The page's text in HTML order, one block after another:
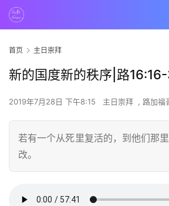
首页 主日崇拜
新的国度新的秩序|路16:16-
2019年7月28日 下午8:15 主日崇拜 , 路加福
若有一个从死里复活的，到他们那
改。